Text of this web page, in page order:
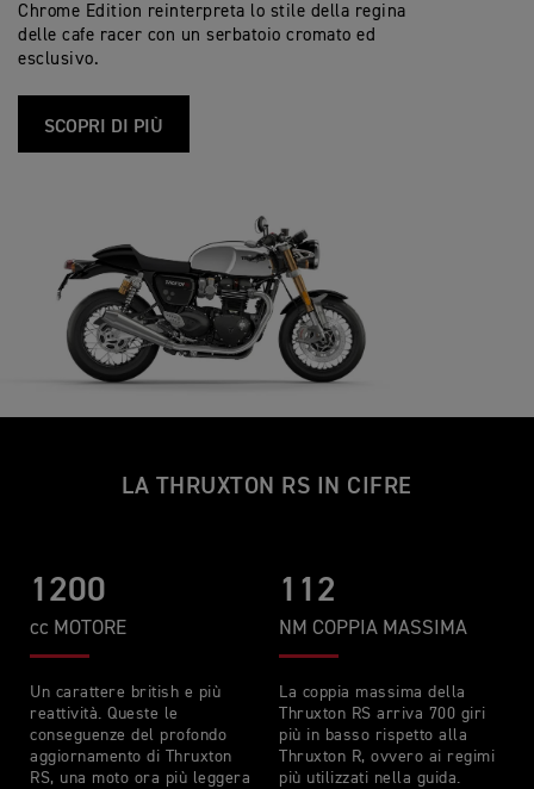
Chrome Edition reinterpreta lo stile della regina
delle cafe racer con un serbatoio cromato ed
esclusivo.
SCOPRI DI PIÙ
LA THRUXTON RS IN CIFRE
1200
cc MOTORE
Un carattere british e più
reattività. Queste le
conseguenze del profondo
aggiornamento di Thruxton
RS, una moto ora più leggera
112
NM COPPIA MASSIMA
La coppia massima della
Thruxton RS arriva 700 giri
più in basso rispetto alla
Thruxton R, ovvero ai regimi
più utilizzati nella guida.